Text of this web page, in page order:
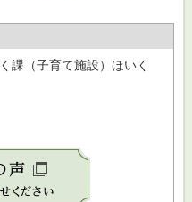
課（子育て施設）ほいく